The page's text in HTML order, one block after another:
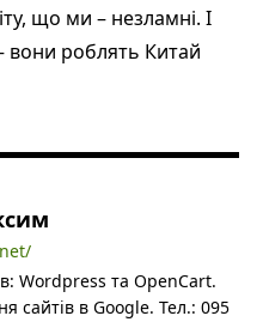
що ми – незламні. І
вони роблять Китай
Wordpress та OpenCart.
сайтів в Google. Тел.: 095